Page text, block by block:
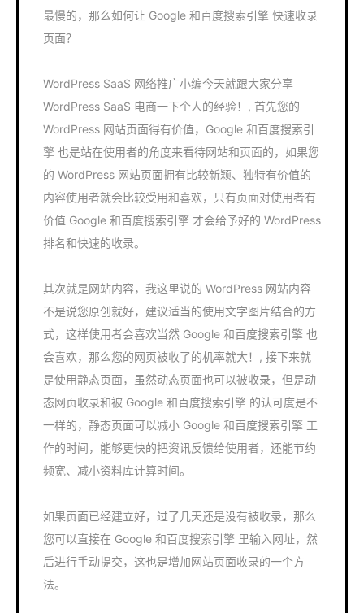
最慢的，那么如何让 Google 和百度搜索引擎 快速收录
页面？
WordPress SaaS 网络推广小编今天就跟大家分享
WordPress SaaS 电商一下个人的经验！, 首先您的
WordPress 网站页面得有价值，Google 和百度搜索引
擎 也是站在使用者的角度来看待网站和页面的，如果您
的 WordPress 网站页面拥有比较新颖、独特有价值的
内容使用者就会比较受用和喜欢，只有页面对使用者有
价值 Google 和百度搜索引擎 才会给予好的 WordPress
排名和快速的收录。
其次就是网站内容，我这里说的 WordPress 网站内容
不是说您原创就好，建议适当的使用文字图片结合的方
式，这样使用者会喜欢当然 Google 和百度搜索引擎 也
会喜欢，那么您的网页被收了的机率就大！, 接下来就
是使用静态页面，虽然动态页面也可以被收录，但是动
态网页收录和被 Google 和百度搜索引擎 的认可度是不
一样的，静态页面可以减小 Google 和百度搜索引擎 工
作的时间，能够更快的把资讯反馈给使用者，还能节约
频宽、减小资料库计算时间。
如果页面已经建立好，过了几天还是没有被收录，那么
您可以直接在 Google 和百度搜索引擎 里输入网址，然
后进行手动提交，这也是增加网站页面收录的一个方
法。